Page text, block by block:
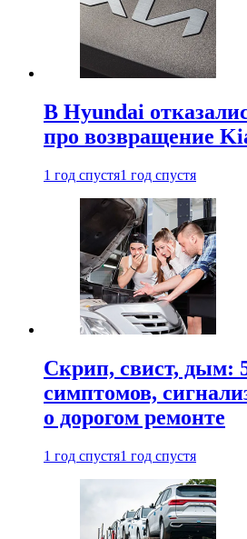
В Hyundai
про возвращение
1 год спустя1 год спустя
Скрип, свист, дым:
симптомов,
о дорогом ремонте
1 год спустя1 год спустя